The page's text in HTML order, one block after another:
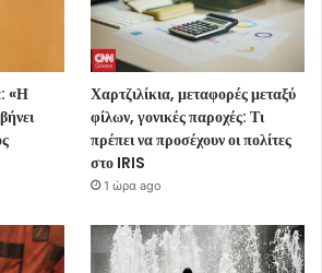
«Η
Χαρτζιλίκια, μεταφορές μεταξύ
φίλων, γονικές παροχές: Τι
πρέπει να προσέχουν οι πολίτες
στο IRIS
1 ώρα ago